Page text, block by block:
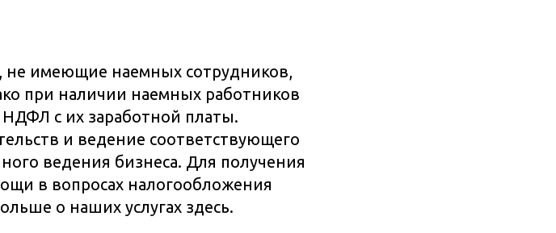
имеющие наемных сотрудников,
при наличии наемных работников
с их заработной платы.
и ведение соответствующего
ведения бизнеса. Для получения
в вопросах налогообложения
о наших услугах здесь.